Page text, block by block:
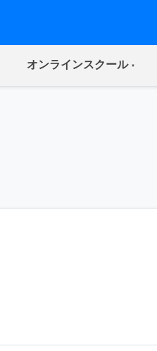
オンラインスクール